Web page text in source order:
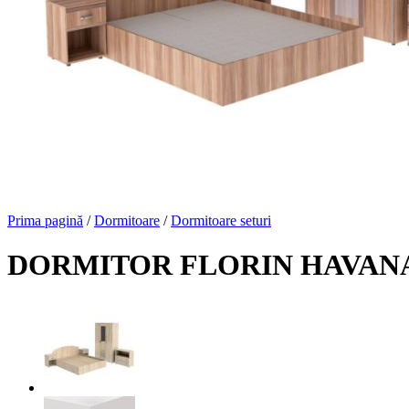
Prima pagină / Dormitoare / Dormitoare seturi
DORMITOR FLORIN